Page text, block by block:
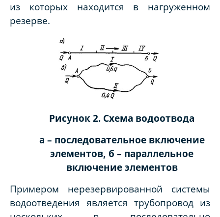
из которых находится в нагруженном
резерве.
Рисунок 2. Схема водоотвода
а – последовательное включение
элементов, б – параллельное
включение элементов
Примером нерезервированной системы
водоотведения является трубопровод из